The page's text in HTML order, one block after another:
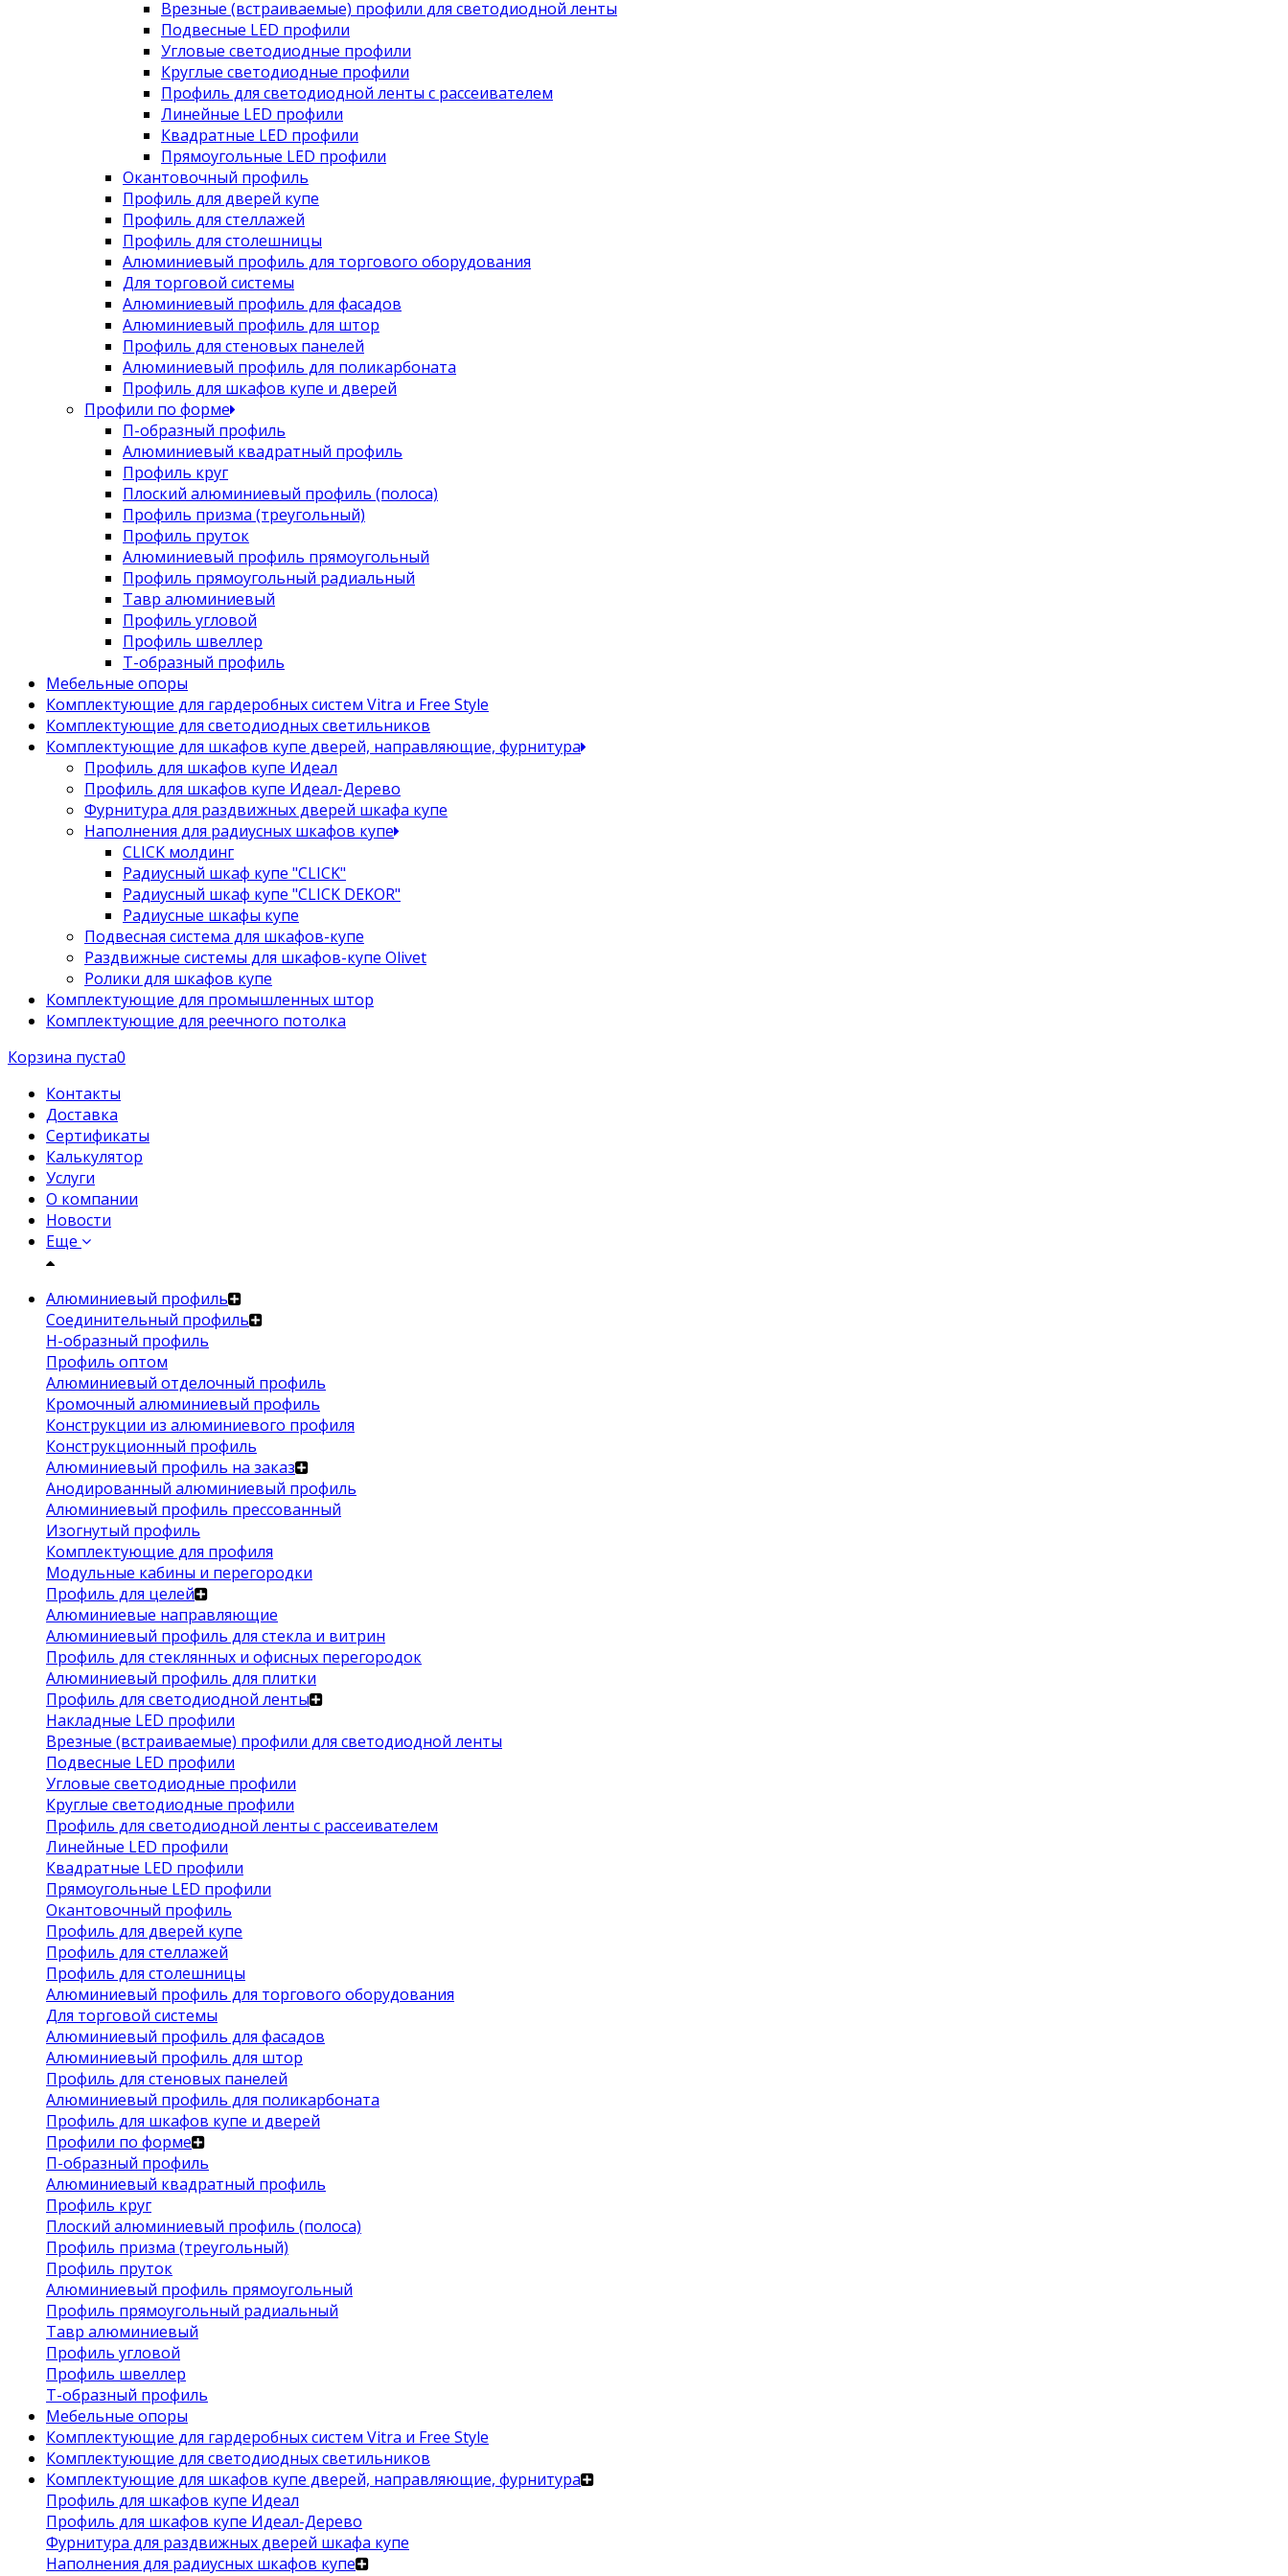
Врезные (встраиваемые) профили для светодиодной ленты
Подвесные LED профили
Угловые светодиодные профили
Круглые светодиодные профили
Профиль для светодиодной ленты с рассеивателем
Линейные LED профили
Квадратные LED профили
Прямоугольные LED профили
Окантовочный профиль
Профиль для дверей купе
Профиль для стеллажей
Профиль для столешницы
Алюминиевый профиль для торгового оборудования
Для торговой системы
Алюминиевый профиль для фасадов
Алюминиевый профиль для штор
Профиль для стеновых панелей
Алюминиевый профиль для поликарбоната
Профиль для шкафов купе и дверей
Профили по форме
П-образный профиль
Алюминиевый квадратный профиль
Профиль круг
Плоский алюминиевый профиль (полоса)
Профиль призма (треугольный)
Профиль пруток
Алюминиевый профиль прямоугольный
Профиль прямоугольный радиальный
Тавр алюминиевый
Профиль угловой
Профиль швеллер
Т-образный профиль
Мебельные опоры
Комплектующие для гардеробных систем Vitra и Free Style
Комплектующие для светодиодных светильников
Комплектующие для шкафов купе дверей, направляющие, фурнитура
Профиль для шкафов купе Идеал
Профиль для шкафов купе Идеал-Дерево
Фурнитура для раздвижных дверей шкафа купе
Наполнения для радиусных шкафов купе
CLICK молдинг
Радиусный шкаф купе "CLICK"
Радиусный шкаф купе "CLICK DEKOR"
Радиусные шкафы купе
Подвесная система для шкафов-купе
Раздвижные системы для шкафов-купе Olivet
Ролики для шкафов купе
Комплектующие для промышленных штор
Комплектующие для реечного потолка
Корзина пуста0
Контакты
Доставка
Сертификаты
Калькулятор
Услуги
О компании
Новости
Еще
Алюминиевый профиль
Соединительный профиль
Н-образный профиль
Профиль оптом
Алюминиевый отделочный профиль
Кромочный алюминиевый профиль
Конструкции из алюминиевого профиля
Конструкционный профиль
Алюминиевый профиль на заказ
Анодированный алюминиевый профиль
Алюминиевый профиль прессованный
Изогнутый профиль
Комплектующие для профиля
Модульные кабины и перегородки
Профиль для целей
Алюминиевые направляющие
Алюминиевый профиль для стекла и витрин
Профиль для стеклянных и офисных перегородок
Алюминиевый профиль для плитки
Профиль для светодиодной ленты
Накладные LED профили
Врезные (встраиваемые) профили для светодиодной ленты
Подвесные LED профили
Угловые светодиодные профили
Круглые светодиодные профили
Профиль для светодиодной ленты с рассеивателем
Линейные LED профили
Квадратные LED профили
Прямоугольные LED профили
Окантовочный профиль
Профиль для дверей купе
Профиль для стеллажей
Профиль для столешницы
Алюминиевый профиль для торгового оборудования
Для торговой системы
Алюминиевый профиль для фасадов
Алюминиевый профиль для штор
Профиль для стеновых панелей
Алюминиевый профиль для поликарбоната
Профиль для шкафов купе и дверей
Профили по форме
П-образный профиль
Алюминиевый квадратный профиль
Профиль круг
Плоский алюминиевый профиль (полоса)
Профиль призма (треугольный)
Профиль пруток
Алюминиевый профиль прямоугольный
Профиль прямоугольный радиальный
Тавр алюминиевый
Профиль угловой
Профиль швеллер
Т-образный профиль
Мебельные опоры
Комплектующие для гардеробных систем Vitra и Free Style
Комплектующие для светодиодных светильников
Комплектующие для шкафов купе дверей, направляющие, фурнитура
Профиль для шкафов купе Идеал
Профиль для шкафов купе Идеал-Дерево
Фурнитура для раздвижных дверей шкафа купе
Наполнения для радиусных шкафов купе